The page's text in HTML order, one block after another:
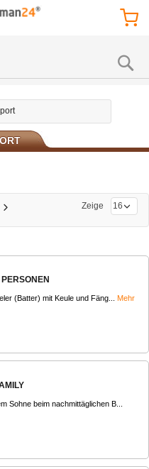
Zeige
(Batter) mit Keule und Fäng... Mehr
Sohne beim nachmittäglichen B...